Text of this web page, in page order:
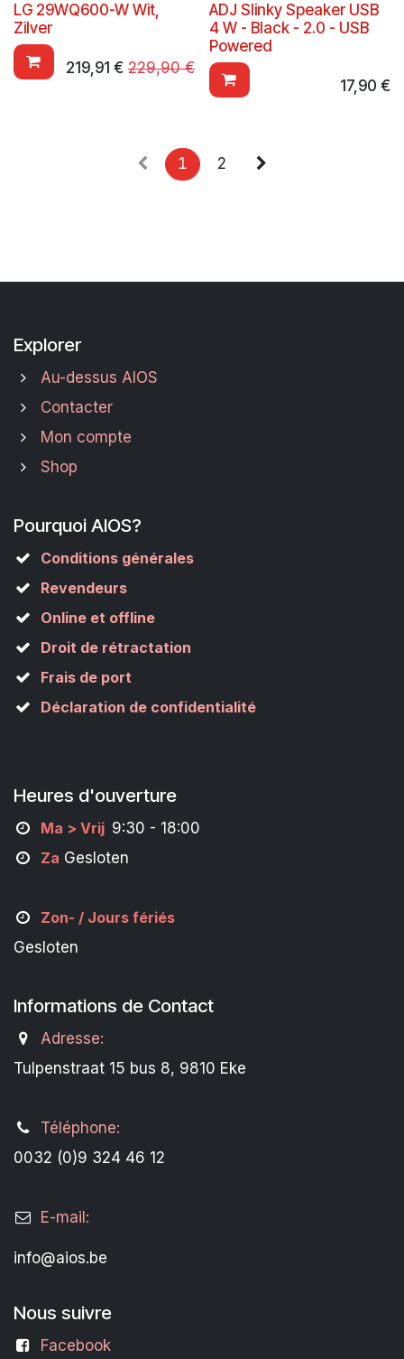
LG 29WQ600-W Wit,
Zilver
219,91 € 229,90€
ADJ Slinky Speaker USB
4 W - Black - 2.0 - USB
Powered
17,90 €
1 2
Explorer
Au-dessus AIOS
Contacter
Mon compte
Shop
Pourquoi AIOS?
Conditions générales
Revendeurs
Online et offline
Droit de rétractation
Frais de port
Déclaration de confidentialité
Heures d'ouverture
Ma > Vrij 9:30 - 18:00
Za Gesloten
Zon- / Jours fériés
Gesloten
Informations de Contact
Adresse:
Tulpenstraat 15 bus 8, 9810 Eke
Téléphone:
0032 (0)9 324 46 12
E-mail:
info@aios.be
Nous suivre
Facebook